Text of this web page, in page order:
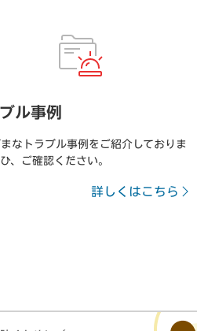
ル事例
なトラブル事例をご紹介しておりま
、ご確認ください。
詳しくはこちら